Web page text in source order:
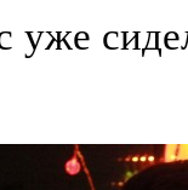
уже